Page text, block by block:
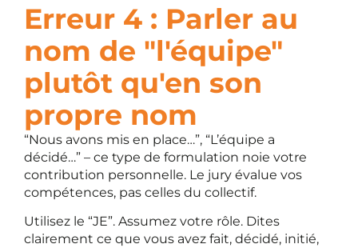
Erreur 4 : Parler au
nom de "l'équipe"
plutôt qu'en son
propre nom
“Nous avons mis en place…”, “L’équipe a
décidé…” – ce type de formulation noie votre
contribution personnelle. Le jury évalue vos
compétences, pas celles du collectif.
Utilisez le “JE”. Assumez votre rôle. Dites
clairement ce que vous avez fait, décidé, initié,